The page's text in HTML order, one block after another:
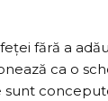
fără a
ca o
sunt